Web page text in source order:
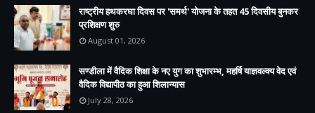
राष्ट्रीय हथकरघा दिवस पर 'समर्थ' योजना के तहत 45 दिवसीय बुनकर
प्रशिक्षण शुरु
August 01, 2026
सण्डीला में वैदिक शिक्षा के नए युग का शुभारम्भ, महर्षि याज्ञवल्क्य वेद एवं
वैदिक विद्यापीठ का हुआ शिलान्यास
July 28, 2026